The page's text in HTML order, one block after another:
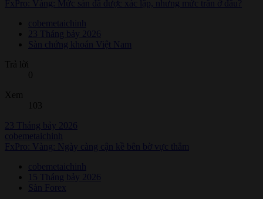
FxPro: Vàng: Mức sàn đã được xác lập, nhưng mức trần ở đâu?
cobemetaichinh
23 Tháng bảy 2026
Sàn chứng khoán Việt Nam
Trả lời
0
Xem
103
23 Tháng bảy 2026
cobemetaichinh
FxPro: Vàng: Ngày càng cận kề bên bờ vực thẳm
cobemetaichinh
15 Tháng bảy 2026
Sàn Forex